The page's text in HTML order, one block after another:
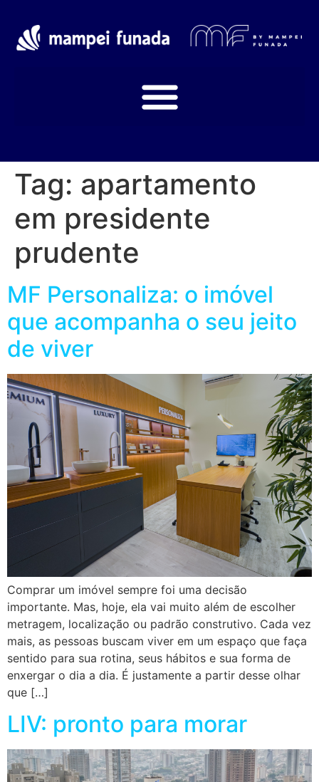
Tag: apartamento
em presidente
prudente
MF Personaliza: o imóvel
que acompanha o seu jeito
de viver
Comprar um imóvel sempre foi uma decisão
importante. Mas, hoje, ela vai muito além de escolher
metragem, localização ou padrão construtivo. Cada vez
mais, as pessoas buscam viver em um espaço que faça
sentido para sua rotina, seus hábitos e sua forma de
enxergar o dia a dia. É justamente a partir desse olhar
que […]
LIV: pronto para morar